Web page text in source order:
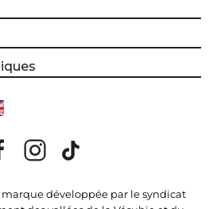
développée par le syndicat